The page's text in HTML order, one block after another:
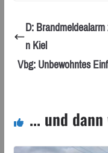
D:
n Kiel
Vbg: Unbewohntes
... und